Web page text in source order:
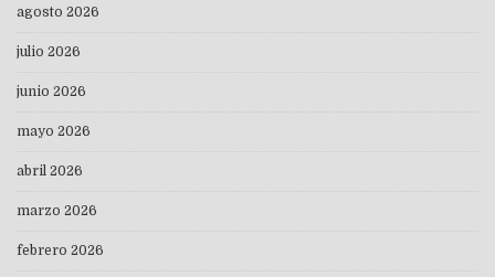
agosto 2026
julio 2026
junio 2026
mayo 2026
abril 2026
marzo 2026
febrero 2026